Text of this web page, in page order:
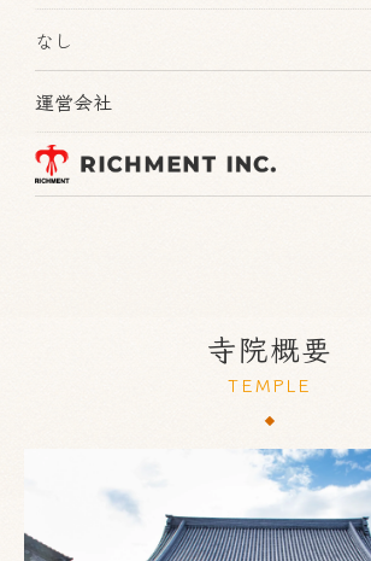
なし
運営会社
寺院概要
TEMPLE